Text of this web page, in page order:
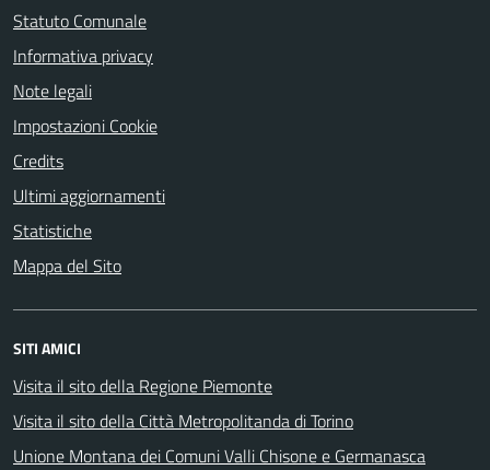
Statuto Comunale
Informativa privacy
Note legali
Impostazioni Cookie
Credits
Ultimi aggiornamenti
Statistiche
Mappa del Sito
SITI AMICI
Visita il sito della Regione Piemonte
Visita il sito della Città Metropolitanda di Torino
Unione Montana dei Comuni Valli Chisone e Germanasca